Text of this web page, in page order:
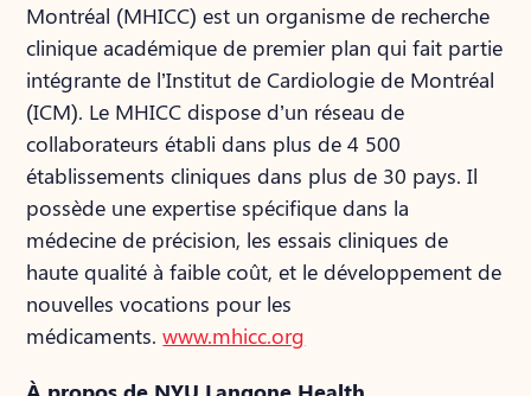
Montréal (MHICC) est un organisme de recherche
clinique académique de premier plan qui fait partie
intégrante de l’Institut de Cardiologie de Montréal
(ICM). Le MHICC dispose d’un réseau de
collaborateurs établi dans plus de 4 500
établissements cliniques dans plus de 30 pays. Il
possède une expertise spécifique dans la
médecine de précision, les essais cliniques de
haute qualité à faible coût, et le développement de
nouvelles vocations pour les
médicaments.www.mhicc.org